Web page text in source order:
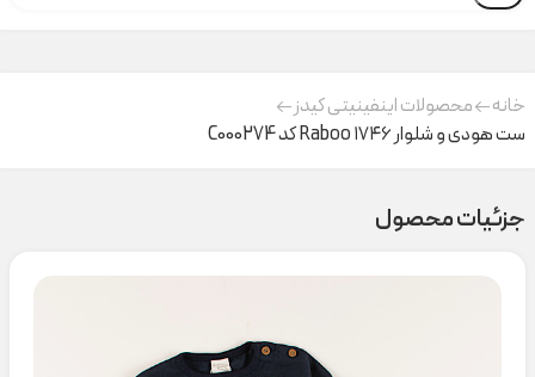
خانه
محصولات اینفینیتی کیدز
ست هودی و شلوار ۱۷۴۶ Raboo کد C000274
جزئیات محصول